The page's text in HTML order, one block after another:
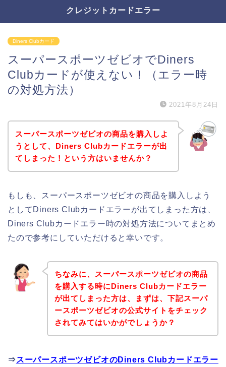
クレジットカードエラー
Diners Clubカード
スーパースポーツゼビオでDiners
Clubカードが使えない！（エラー時
の対処方法）
2021年8月24日
スーパースポーツゼビオの商品を購入しよ
うとして、Diners Clubカードエラーが出
てしまった！という方はいませんか？
もしも、スーパースポーツゼビオの商品を購入しよう
としてDiners Clubカードエラーが出てしまった方は、
Diners Clubカードエラー時の対処方法についてまとめ
たので参考にしていただけると幸いです。
ちなみに、スーパースポーツゼビオの商品
を購入する時にDiners Clubカードエラー
が出てしまった方は、まずは、下記スーパ
ースポーツゼビオの公式サイトをチェック
されてみてはいかがでしょうか？
⇒ スーパースポーツゼビオのDiners Clubカードエラー